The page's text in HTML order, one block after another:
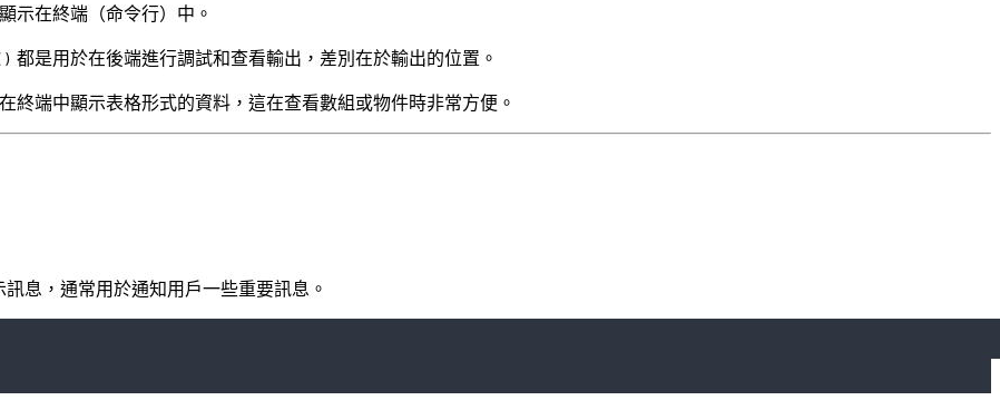
示在終端（命令行）中。
都是用於在後端進行調試和查看輸出，差別在於輸出的位置。
終端中顯示表格形式的資料，這在查看數組或物件時非常方便。
息，通常用於通知用戶一些重要訊息。